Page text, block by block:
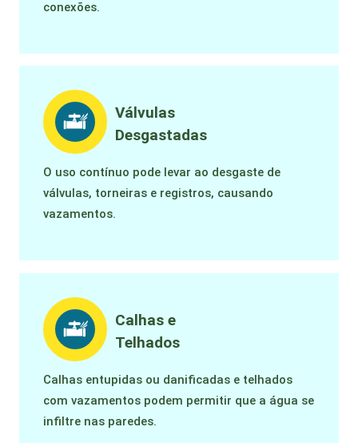
conexões.
Válvulas
Desgastadas
O uso contínuo pode levar ao desgaste de
válvulas, torneiras e registros, causando
vazamentos.
Calhas e
Telhados
Calhas entupidas ou danificadas e telhados
com vazamentos podem permitir que a água se
infiltre nas paredes.